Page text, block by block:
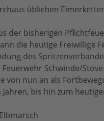
üblichen
der bisherigen
die heutige Freiwillige
des
Schwinde/
von nun an als
bis hin zum